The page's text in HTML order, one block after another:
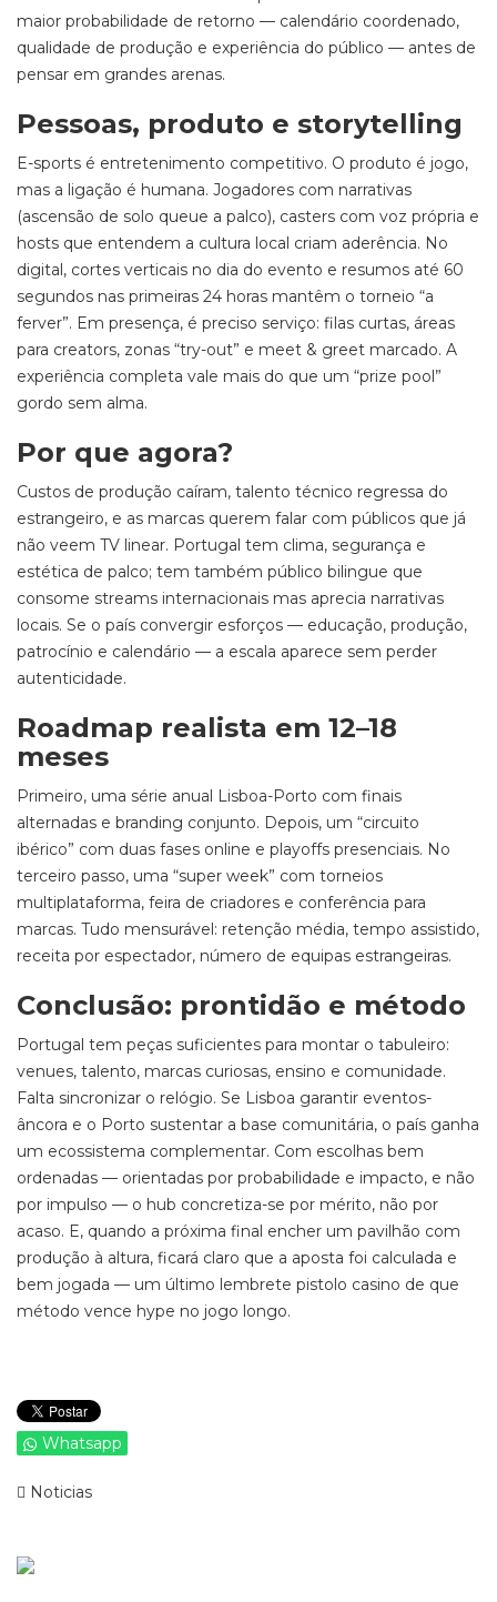
maior probabilidade de retorno — calendário coordenado,
qualidade de produção e experiência do público — antes de
pensar em grandes arenas.
Pessoas, produto e storytelling
E-sports é entretenimento competitivo. O produto é jogo,
mas a ligação é humana. Jogadores com narrativas
(ascensão de solo queue a palco), casters com voz própria e
hosts que entendem a cultura local criam aderência. No
digital, cortes verticais no dia do evento e resumos até 60
segundos nas primeiras 24 horas mantêm o torneio “a
ferver”. Em presença, é preciso serviço: filas curtas, áreas
para creators, zonas “try-out” e meet & greet marcado. A
experiência completa vale mais do que um “prize pool”
gordo sem alma.
Por que agora?
Custos de produção caíram, talento técnico regressa do
estrangeiro, e as marcas querem falar com públicos que já
não veem TV linear. Portugal tem clima, segurança e
estética de palco; tem também público bilingue que
consome streams internacionais mas aprecia narrativas
locais. Se o país convergir esforços — educação, produção,
patrocínio e calendário — a escala aparece sem perder
autenticidade.
Roadmap realista em 12–18
meses
Primeiro, uma série anual Lisboa-Porto com finais
alternadas e branding conjunto. Depois, um “circuito
ibérico” com duas fases online e playoffs presenciais. No
terceiro passo, uma “super week” com torneios
multiplataforma, feira de criadores e conferência para
marcas. Tudo mensurável: retenção média, tempo assistido,
receita por espectador, número de equipas estrangeiras.
Conclusão: prontidão e método
Portugal tem peças suficientes para montar o tabuleiro:
venues, talento, marcas curiosas, ensino e comunidade.
Falta sincronizar o relógio. Se Lisboa garantir eventos-
âncora e o Porto sustentar a base comunitária, o país ganha
um ecossistema complementar. Com escolhas bem
ordenadas — orientadas por probabilidade e impacto, e não
por impulso — o hub concretiza-se por mérito, não por
acaso. E, quando a próxima final encher um pavilhão com
produção à altura, ficará claro que a aposta foi calculada e
bem jogada — um último lembrete pistolo casino de que
método vence hype no jogo longo.
Whatsapp
Noticias